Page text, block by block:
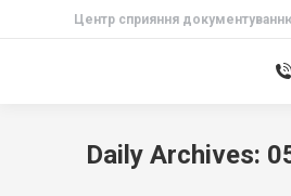
Центр сприяння
Daily Archives: